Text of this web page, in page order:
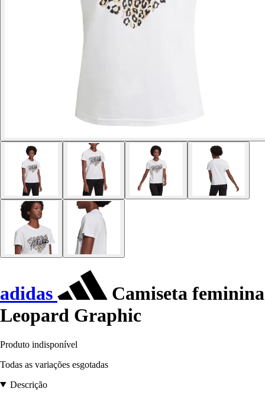
adidas
Camiseta feminina
Leopard Graphic
Produto indisponível
Todas as variações esgotadas
Descrição